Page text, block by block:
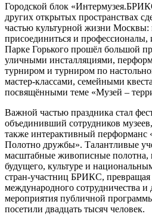
Городской блок
других открытых пространствах
частью культурной жизни Москвы:
присоединиться и
Парке Горького прошёл большой
уличными инсталляциями,
турниром и турниром по
мастер‑классами, семейными
посвящёнными теме «Музей –
Важной частью праздника стал
объединивший сотрудников
также интерактивный
Полотно дружбы». Талантливые
масштабные живописные
будущего, культуре и
стран‑участниц БРИКС,
международного сотрудничества
мероприятия публичной
посетили двадцать тысяч человек.